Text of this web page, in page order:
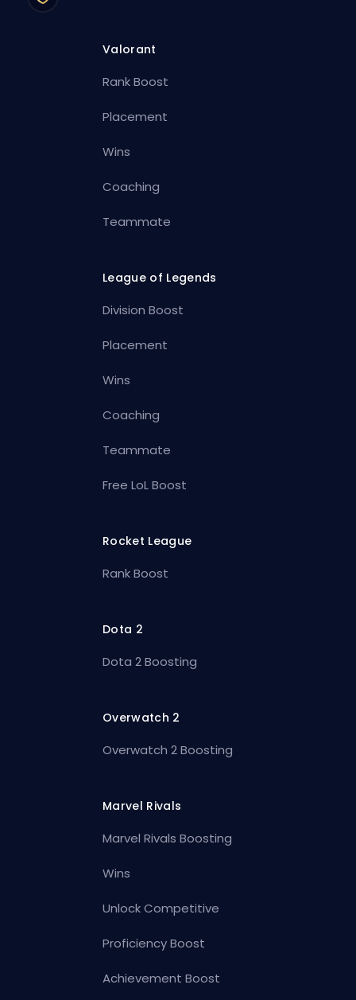
Valorant
Rank Boost
Placement
Wins
Coaching
Teammate
League of Legends
Division Boost
Placement
Wins
Coaching
Teammate
Free LoL Boost
Rocket League
Rank Boost
Dota 2
Dota 2 Boosting
Overwatch 2
Overwatch 2 Boosting
Marvel Rivals
Marvel Rivals Boosting
Wins
Unlock Competitive
Proficiency Boost
Achievement Boost